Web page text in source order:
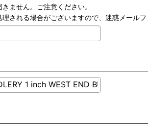
ません。ご注意ください。
される場合がございますので、迷惑メールフ